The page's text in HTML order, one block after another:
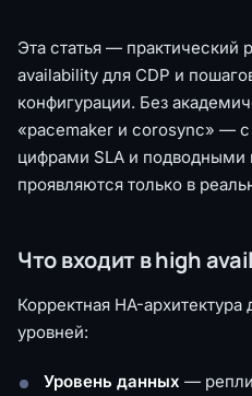
Эта статья — практический
availability для CDP и
конфигурации. Без
«pacemaker и corosync» —
цифрами SLA и подводными
проявляются только в
Что входит в high
Корректная HA-архитектура
уровней:
Уровень данных —